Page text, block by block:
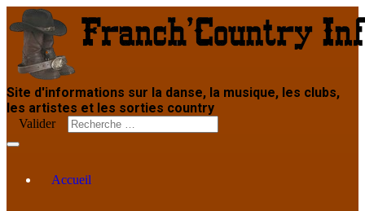
Site d'informations sur la danse, la musique, les clubs,
les artistes et les sorties country
Valider
Accueil